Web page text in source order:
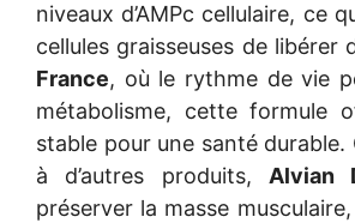
niveaux d’AMPc cellulaire, ce
cellules graisseuses de libérer
France, où le rythme de vie
métabolisme, cette formule
stable pour une santé
à d’autres produits, Alvian
préserver la masse